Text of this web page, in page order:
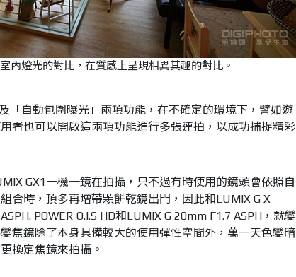
內燈光的對比，在質感上呈現相異其趣的對比。
「自動包圍曝光」兩項功能，在不確定的環境下，譬如遊
者也可以開啟這兩項功能進行多張連拍，以成功捕捉精彩
GX1一機一鏡在拍攝，只不過有時使用的鏡頭會依照自
合時，頂多再增帶顆餅乾鏡出門，因此和LUMIX G X
POWER O.I.S HD和LUMIX G 20mm F1.7 ASPH，就變
焦鏡除了本身具備較大的使用彈性空間外，萬一天色變暗
換定焦鏡來拍攝。